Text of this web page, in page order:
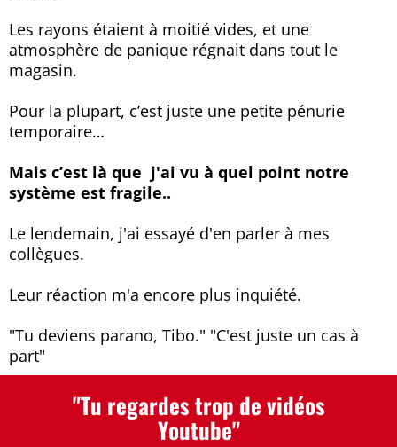
Les rayons étaient à moitié vides, et une
atmosphère de panique régnait dans tout le
magasin.
Pour la plupart, c’est juste une petite pénurie
temporaire…
Mais c’est là que j'ai vu à quel point notre
système est fragile..
Le lendemain, j'ai essayé d'en parler à mes
collègues.
Leur réaction m'a encore plus inquiété.
"Tu deviens parano, Tibo." "C'est juste un cas à
part"
"Tu regardes trop de vidéos
Youtube"